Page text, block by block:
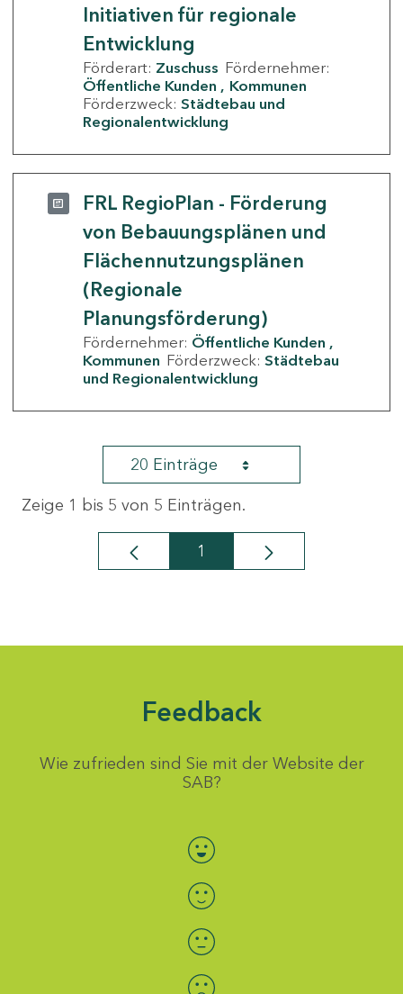
Initiativen für regionale
Entwicklung
Förderart: Zuschuss Fördernehmer:
Öffentliche Kunden
Kommunen
Förderzweck: Städtebau und
Regionalentwicklung
FRL RegioPlan - Förderung
von Bebauungsplänen und
Flächennutzungsplänen
(Regionale
Planungsförderung)
Fördernehmer: Öffentliche Kunden
Kommunen Förderzweck: Städtebau
und Regionalentwicklung
20 Einträge
Zeige 1 bis 5 von 5 Einträgen.
Seite
1
Feedback
Wie zufrieden sind Sie mit der Website der
SAB?
Bewertung auswählen